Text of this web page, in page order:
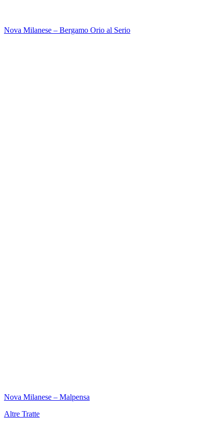
Nova Milanese – Bergamo Orio al Serio
Nova Milanese – Malpensa
Altre Tratte